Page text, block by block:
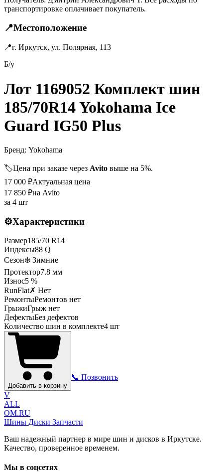
транспортировке оплачивает покупатель.
📍Местоположение
📍г. Иркутск, ул. Полярная, 113
Б/у
Лот 1169052 Комплект шин
185/70R14 Yokohama Ice
Guard IG50 Plus
Бренд: Yokohama
🏷️Цена при заказе через Avito выше на 5%.
17 000 ₽Актуальная цена
17 850 ₽на Avito
за 4 шт
⚙️Характеристики
Размер185/70 R14
Индексы88 Q
Сезон❄️ Зимние
Протектор7.8 мм
Износ5 %
RunFlat✗ Нет
РемонтыРемонтов нет
ГрыжиГрыж нет
ДефектыБез дефектов
Количество шин в комплекте4 шт
Добавить в корзину
📞 Позвонить
V
ALL
OM.RU
Шины Диски Запчасти
Ваш надежный партнер в мире шин и дисков в Иркутске.
Качество, проверенное временем.
Мы в соцсетях